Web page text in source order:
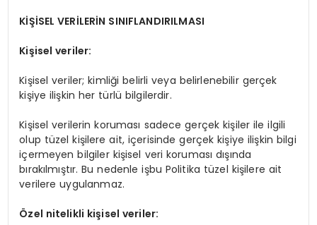
KİŞİSEL VERİLERİN SINIFLANDIRILMASI
Kişisel veriler:
Kişisel veriler; kimliği belirli veya belirlenebilir gerçek
kişiye ilişkin her türlü bilgilerdir.
Kişisel verilerin koruması sadece gerçek kişiler ile ilgili
olup tüzel kişilere ait, içerisinde gerçek kişiye ilişkin bilgi
içermeyen bilgiler kişisel veri koruması dışında
bırakılmıştır. Bu nedenle işbu Politika tüzel kişilere ait
verilere uygulanmaz.
Özel nitelikli kişisel veriler: